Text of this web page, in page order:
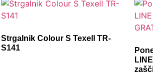
Strgalnik Colour S Texell TR-
S141